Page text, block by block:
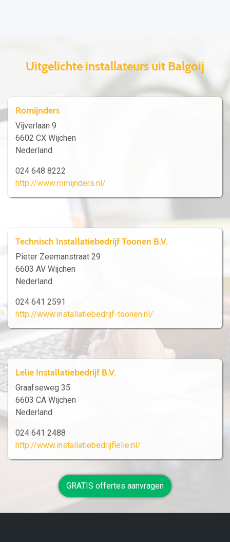
Uitgelichte installateurs uit Balgoij
Romijnders
Vijverlaan 9
6602 CX Wijchen
Nederland
024 648 8222
http://www.romijnders.nl/
Technisch Installatiebedrijf Toonen B.V.
Pieter Zeemanstraat 29
6603 AV Wijchen
Nederland
024 641 2591
http://www.installatiebedrijf-toonen.nl/
Lelie Installatiebedrijf B.V.
Graafseweg 35
6603 CA Wijchen
Nederland
024 641 2488
http://www.installatiebedrijflelie.nl/
GRATIS offertes aanvragen